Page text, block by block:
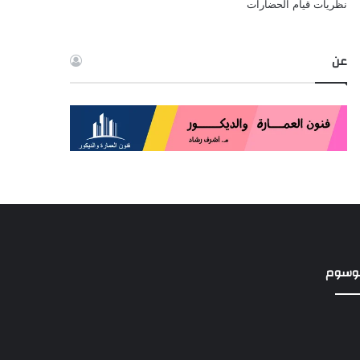
نظريات قيام الحضارات
عن